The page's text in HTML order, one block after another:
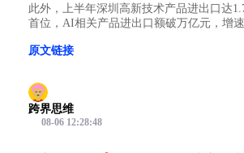
此外，上半年深圳高新技术产品进出口达
首位，AI相关产品进出口额破万亿元，增速
原文链接
跨界思维
08-06 12:28:48